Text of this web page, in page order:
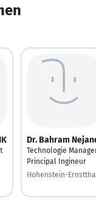
Dr. Bahram
Technologie
Principal Ingineur
Hohenstein-